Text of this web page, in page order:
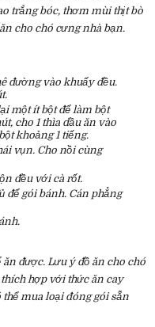
trắng bóc, thơm mùi thịt bò
cho chó cưng nhà bạn.
đường vào khuấy đều.
một ít bột để làm bột
cho 1 thìa dầu ăn vào
khoảng 1 tiếng.
vụn. Cho nồi cùng
đều với cà rốt.
để gói bánh. Cán phẳng
được. Lưu ý đồ ăn cho chó
hợp với thức ăn cay
mua loại đóng gói sẵn